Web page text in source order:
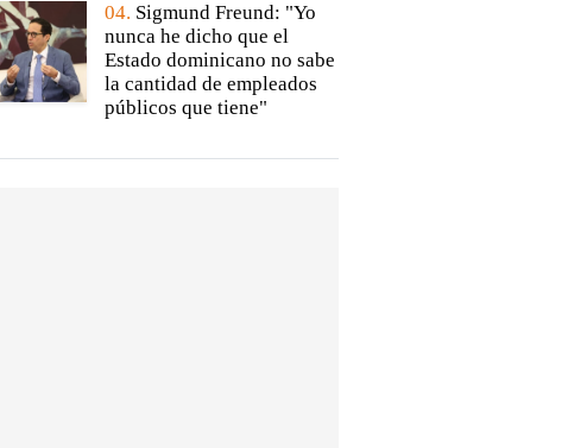
04. Sigmund Freund: "Yo
nunca he dicho que el
Estado dominicano no sabe
la cantidad de empleados
públicos que tiene"